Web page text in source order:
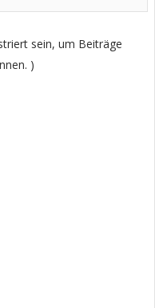
sein, um Beiträge
)